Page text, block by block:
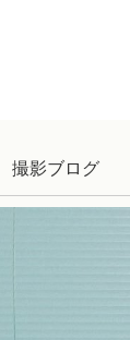
撮影ブログ